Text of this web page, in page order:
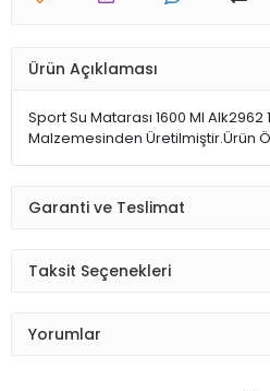
Ürün Açıklaması
Sport Su Matarası 1600 Ml
Malzemesinden Üretilmiştir.Ürün
Garanti ve Teslimat
Taksit Seçenekleri
Yorumlar